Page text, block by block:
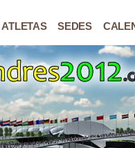
ATLETAS SEDES